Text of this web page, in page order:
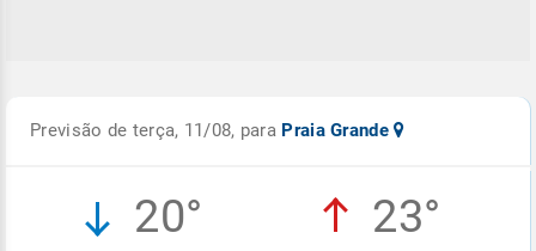
Previsão de terça, 11/08, para Praia Grande
20° 23°